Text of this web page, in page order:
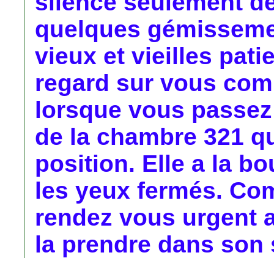
quelques
vieux et vieilles
regard sur vous
lorsque vous
de la chambre 321
position. Elle a la
les yeux fermés.
rendez vous urgent
la prendre dans son